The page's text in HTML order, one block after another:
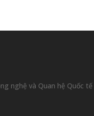
nghệ và Quan hệ Quốc